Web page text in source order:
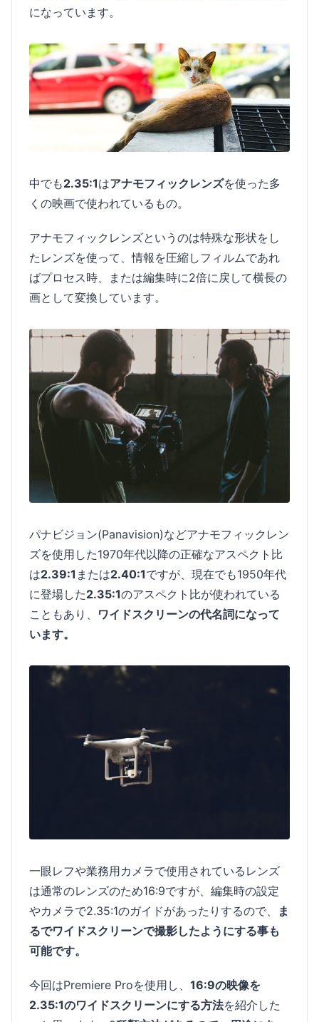
になっています。
中でも2.35:1はアナモフィックレンズを使った多
くの映画で使われているもの。
アナモフィックレンズというのは特殊な形状をし
たレンズを使って、情報を圧縮しフィルムであれ
ばプロセス時、または編集時に2倍に戻して横長の
画として変換しています。
パナビジョン(Panavision)などアナモフィックレン
ズを使用した1970年代以降の正確なアスペクト比
は2.39:1 または2.40:1ですが、現在でも1950年代
に登場した2.35:1のアスペクト比が使われている
こともあり、 ワイドスクリーンの代名詞になって
います。
一眼レフや業務用カメラで使用されているレンズ
は通常のレンズのため16:9ですが、編集時の設定
やカメラで2.35:1のガイドがあったりするので、
ま
るでワイドスクリーンで撮影したようにする事も
可能です。
今回はPremiere Proを使用し、 16:9の映像を
2.35:1のワイドスクリーンにする方法を紹介した